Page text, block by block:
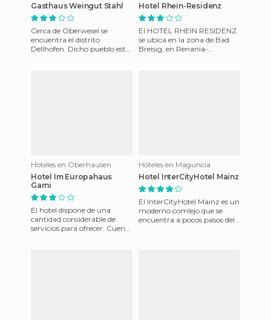
Gasthaus Weingut Stahl
Cerca de Oberwesel se
encuentra el distrito
Dellhofen. Dicho pueblo está
Hotel Rhein-Residenz
El HOTEL RHEIN RESIDENZ
se ubica en la zona de Bad
Breisig, en Renania-
Hoteles en Oberhausen
Hotel Im Europahaus
Garni
El hotel dispone de una
cantidad considerable de
servicios para ofrecer. Cuenta
Hoteles en Maguncia
Hotel InterCityHotel Mainz
El InterCityHotel Mainz es un
moderno comlejo que se
encuentra a pocos pasos del